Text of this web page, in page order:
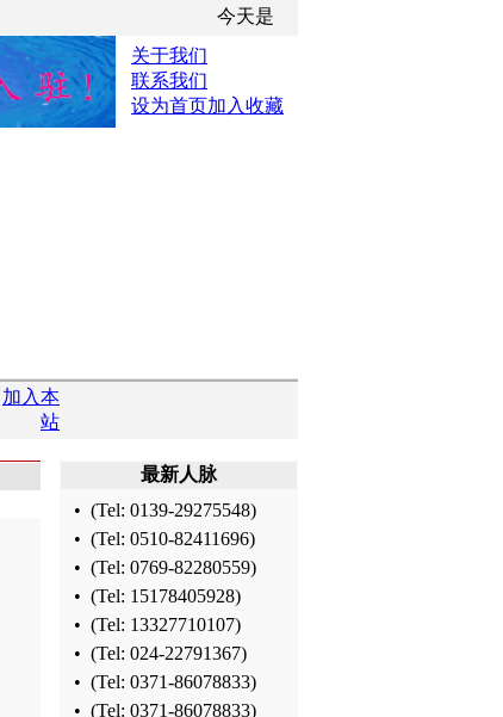
今天是
关于我们
联系我们
设为首页加入收藏
加入本
站
最新人脉
• (Tel: 0139-29275548)
• (Tel: 0510-82411696)
• (Tel: 0769-82280559)
• (Tel: 15178405928)
• (Tel: 13327710107)
• (Tel: 024-22791367)
• (Tel: 0371-86078833)
• (Tel: 0371-86078833)